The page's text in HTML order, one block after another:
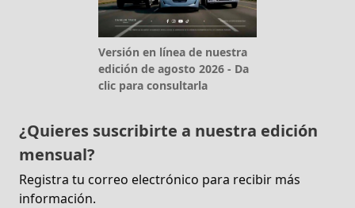
Versión en línea de nuestra
edición de agosto 2026 - Da
clic para consultarla
¿Quieres suscribirte a nuestra edición
mensual?
Registra tu correo electrónico para recibir más
información.